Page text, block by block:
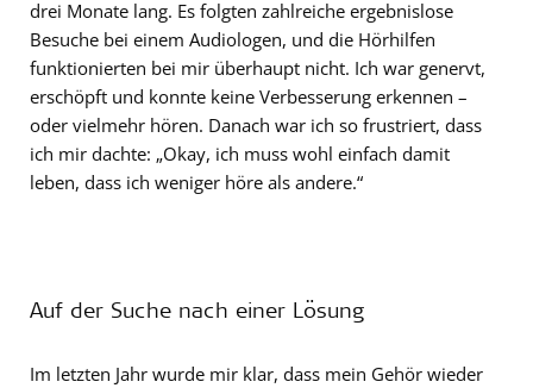
drei Monate lang. Es folgten zahlreiche ergebnislose
Besuche bei einem Audiologen, und die Hörhilfen
funktionierten bei mir überhaupt nicht. Ich war genervt,
erschöpft und konnte keine Verbesserung erkennen –
oder vielmehr hören. Danach war ich so frustriert, dass
ich mir dachte: „Okay, ich muss wohl einfach damit
leben, dass ich weniger höre als andere.“
Auf der Suche nach einer Lösung
Im letzten Jahr wurde mir klar, dass mein Gehör wieder